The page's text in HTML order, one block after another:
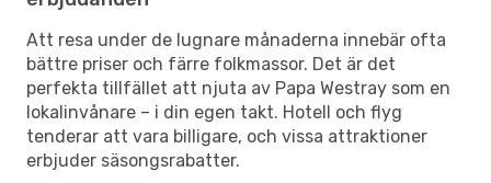
Att resa under de lugnare månaderna innebär ofta
bättre priser och färre folkmassor. Det är det
perfekta tillfället att njuta av Papa Westray som en
lokalinvånare – i din egen takt. Hotell och flyg
tenderar att vara billigare, och vissa attraktioner
erbjuder säsongsrabatter.